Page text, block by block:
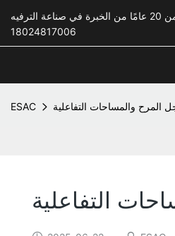
18024817006
ESAC والمساحات التفاعلية
التفاعلية